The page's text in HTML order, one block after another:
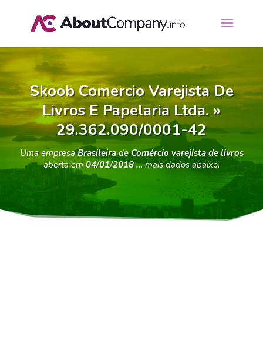
Skoob Comercio Varejista De
Livros E Papelaria Ltda. »
29.362.090/0001-42
Uma empresaBrasileiradeComércio varejista de livros
aberta em 04/01/2018 …mais dados abaixo.